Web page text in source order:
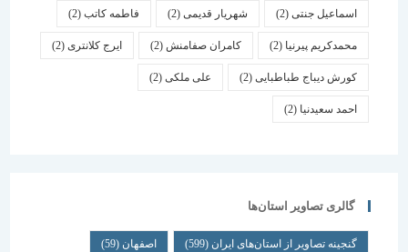
اسماعیل جنتی(2) شهریار قدیمی(2) فاطمه کاتب(2)
محمدکریم پیرنیا (2) کامران صفامنش(2) ایرج کلانتری (2)
کورش دیباج طباطبایی(2) علی ملکی(2)
احمد سعیدنیا (2)
گالری تصاویر استان‌ها
گنجینه تصاویر از استان‌های ایران(599) اصفهان (59)